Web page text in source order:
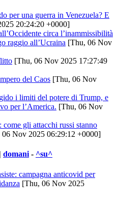
per una guerra in Venezuela? E
20:24:20 +0000]
circa l’inammissibilità
raggio all’Ucraina [Thu, 06 Nov
[Thu, 06 Nov 2025 17:27:49
del Caos [Thu, 06 Nov
i limiti del potere di Trump, e
per l’America. [Thu, 06 Nov
come gli attacchi russi stanno
06 Nov 2025 06:29:12 +0000]
domani- ^su^
campagna anticovid per
[Thu, 06 Nov 2025